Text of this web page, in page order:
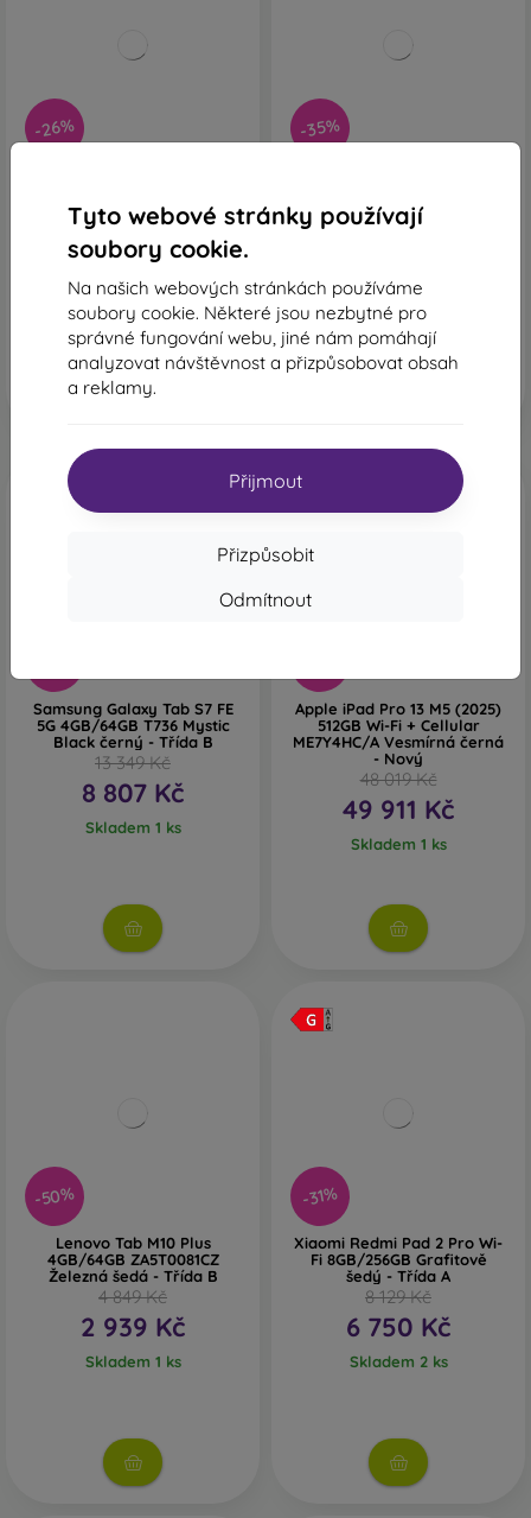
Tyto webové stránky používají
soubory cookie.
Na našich webových stránkách používáme
soubory cookie. Některé jsou nezbytné pro
správné fungování webu, jiné nám pomáhají
analyzovat návštěvnost a přizpůsobovat obsah
a reklamy.
Přijmout
Přizpůsobit
Odmítnout
-26%
Luna Grey šedý - Třída A
6 089 Kč
5 431 Kč
Skladem 2 ks
-35%
Abyss Blue Modrý - Třída B
5 579 Kč
Skladem 1 ks
Samsung Galaxy Tab S7 FE
5G 4GB/64GB T736 Mystic
Black černý - Třída B
13 349 Kč
8 807 Kč
Skladem 1 ks
Doprava zdarma
Apple iPad Pro 13 M5 (2025)
512GB Wi-Fi + Cellular
ME7Y4HC/A Vesmírná černá
- Nový
48 019 Kč
49 911 Kč
Skladem 1 ks
-50%
Lenovo Tab M10 Plus
4GB/64GB ZA5T0081CZ
Železná šedá - Třída B
4 849 Kč
2 939 Kč
Skladem 1 ks
-31%
Xiaomi Redmi Pad 2 Pro Wi-
Fi 8GB/256GB Grafitově
šedý - Třída A
8 129 Kč
6 750 Kč
Skladem 2 ks